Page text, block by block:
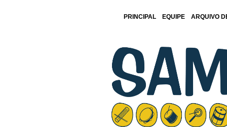
PRINCIPAL EQUIPE ARQUIVO